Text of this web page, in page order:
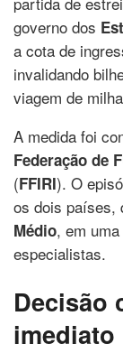
governo dos
a cota de
invalidando
viagem de
A medida foi
Federação de
(FFIRI). O
os dois países,
Médio, em
especialistas.
Decisão
imediato